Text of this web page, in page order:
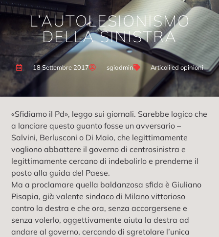
L’AUTOLESIONISMO
DELLA SINISTRA
18 Settembre 2017 sgiadmin Articoli ed opinioni
«Sfidiamo il Pd», leggo sui giornali. Sarebbe logico che
a lanciare questo guanto fosse un avversario –
Salvini, Berlusconi o Di Maio, che legittimamente
vogliono abbattere il governo di centrosinistra e
legittimamente cercano di indebolirlo e prenderne il
posto alla guida del Paese.
Ma a proclamare quella baldanzosa sfida è Giuliano
Pisapia, già valente sindaco di Milano vittorioso
contro la destra e che ora, senza accorgersene e
senza volerlo, oggettivamente aiuta la destra ad
andare al governo, cercando di sgretolare l’unica